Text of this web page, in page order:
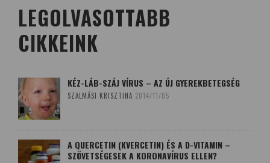
LEGOLVASOTTABB
CIKKEINK
KÉZ-LÁB-SZÁJ VÍRUS – AZ ÚJ GYEREKBETEGSÉG
SZALMÁSI KRISZTINA 2014/11/05
A QUERCETIN (KVERCETIN) ÉS A D-VITAMIN –
SZÖVETSÉGESEK A KORONAVÍRUS ELLEN?